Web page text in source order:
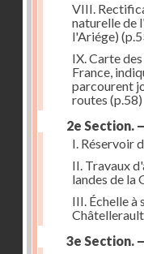
VIII.
naturelle de
l'Ariége)
IX. Carte
France,
parcourent
routes (p.58)
2e Section.
I. Réservoir
II. Travaux
landes de la
III. Échelle à
Châtellerault
3e Section.